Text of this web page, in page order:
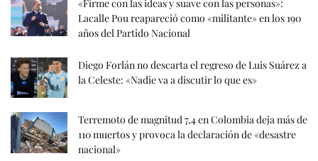
«Firme con las ideas y suave con las personas»:
Lacalle Pou reapareció como «militante» en los 190
años del Partido Nacional
Diego Forlán no descarta el regreso de Luis Suárez a
la Celeste: «Nadie va a discutir lo que es»
Terremoto de magnitud 7,4 en Colombia deja más de
110 muertos y provoca la declaración de «desastre
nacional»